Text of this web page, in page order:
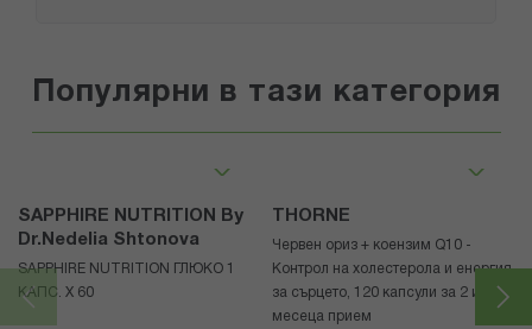
Популярни в тази категория
SAPPHIRE NUTRITION By
Dr.Nedelia Shtonova
SAPPHIRE NUTRITION ГЛЮКО 1
КАПС. X 60
THORNE
Червен ориз + коензим Q10 -
Контрол на холестерола и енергия
за сърцето, 120 капсули за 2 или 4
месеца прием